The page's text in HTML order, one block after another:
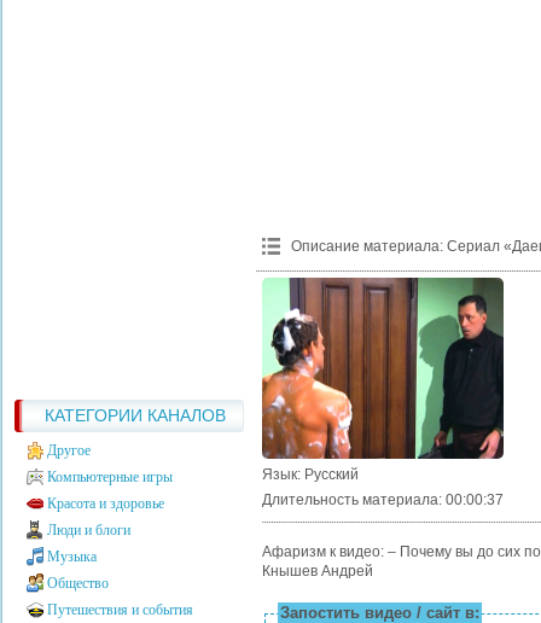
КАТЕГОРИИ КАНАЛОВ
Другое
Компьютерные игры
Красота и здоровье
Люди и блоги
Музыка
Общество
Путешествия и события
Описание материала: Сериал
Язык: Русский
Длительность материала: 00:00:37
Афаризм к видео: – Почему вы до сих
Кнышев Андрей
Запостить видео / сайт в: